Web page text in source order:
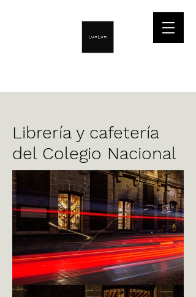
Librería y cafetería
del Colegio Nacional